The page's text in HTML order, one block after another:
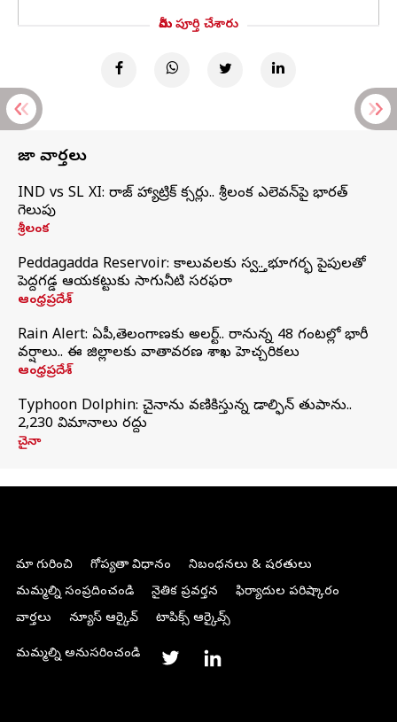
మీరు పూర్తి చేశారు
తాజా వార్తలు
IND vs SL XI: సిరాజ్‌ హ్యాట్రిక్‌ సిక్సర్లు.. శ్రీలంక ఎలెవన్‌పై భారత్‌
గెలుపు
శ్రీలంక
Peddagadda Reservoir: కాలువలకు స్వస్తి.. భూగర్భ పైపులతో
పెద్దగడ్డ ఆయకట్టుకు సాగునీటి సరఫరా
ఆంధ్రప్రదేశ్
Rain Alert: ఏపీ,తెలంగాణకు అలర్ట్.. రానున్న 48 గంటల్లో భారీ
వర్షాలు.. ఈ జిల్లాలకు వాతావరణ శాఖ హెచ్చరికలు
ఆంధ్రప్రదేశ్
Typhoon Dolphin: చైనాను వణికిస్తున్న డాల్ఫిన్‌ తుపాను..
2,230 విమానాలు రద్దు
చైనా
మా గురించి గోప్యతా విధానం
నిబంధనలు & షరతులు
మమ్మల్ని సంప్రదించండి
నైతిక ప్రవర్తన
ఫిర్యాదుల పరిష్కారం
వార్తలు
న్యూస్ ఆర్కైవ్ టాపిక్స్ ఆర్కైవ్స్
మమ్మల్ని అనుసరించండి